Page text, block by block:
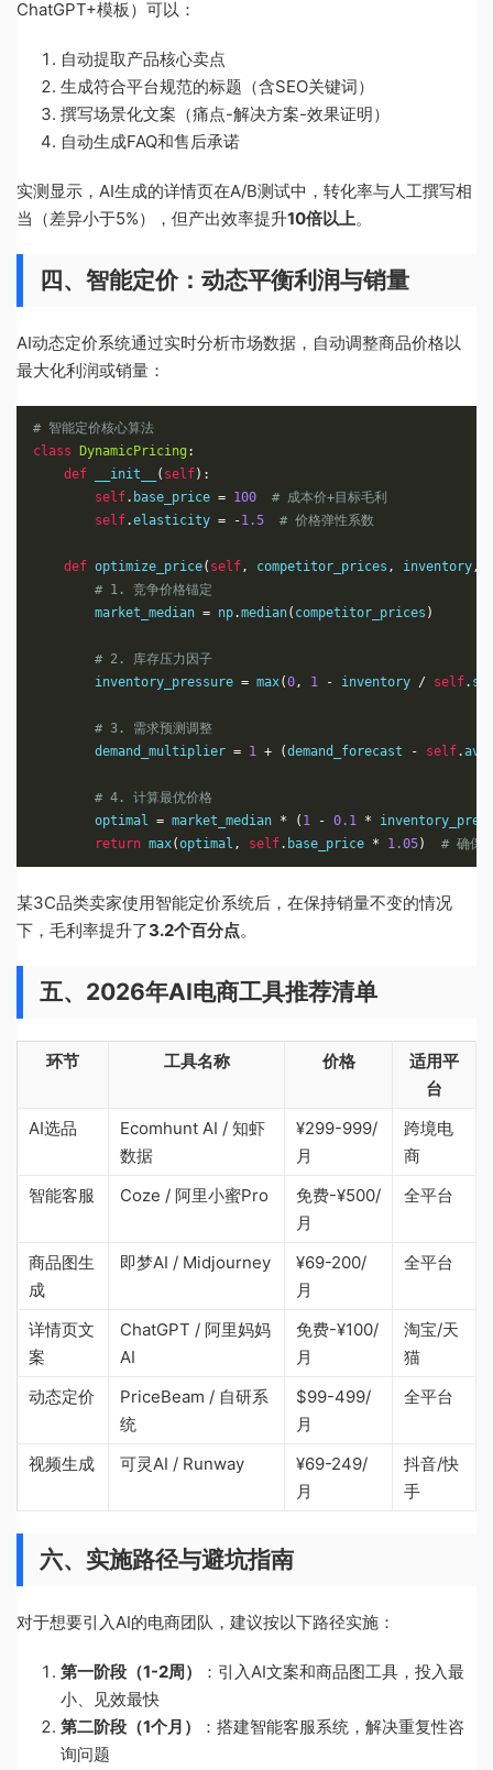
ChatGPT+模板）可以：
自动提取产品核心卖点
生成符合平台规范的标题（含SEO关键词）
撰写场景化文案（痛点-解决方案-效果证明）
自动生成FAQ和售后承诺
实测显示，AI生成的详情页在A/B测试中，转化率与人工撰写相
当（差异小于5%），但产出效率提升10倍以上。
四、智能定价：动态平衡利润与销量
AI动态定价系统通过实时分析市场数据，自动调整商品价格以
最大化利润或销量：
# 智能定价核心算法
class
DynamicPricing :
def __init__ ( self):
self. base_price = 100
# 成本价+目标毛利
self.elasticity = -1.5 # 价格弹性系数
def optimize_price( self, competitor_prices , inventory,
# 1. 竞争价格锚定
        market_median
= np.median( competitor_prices )
# 2. 库存压力因子
        inventory_pressure
= max(0, 1 - inventory / self.
# 3. 需求预测调整
        demand_multiplier
= 1 + (demand_forecast - self.
# 4. 计算最优价格
        optimal
= market_median * ( 1 - 0.1 *
return max(optimal , self. base_price * 1.05) # 确保
某3C品类卖家使用智能定价系统后，在保持销量不变的情况
下，毛利率提升了3.2个百分点。
五、2026年AI电商工具推荐清单
环节 工具名称 价格
适用平
台
AI选品
Ecomhunt AI / 知虾
数据
¥299-999/
月
跨境电
商
智能客服
Coze / 阿里小蜜Pro
免费-¥500/
月
全平台
商品图生
成
即梦AI / Midjourney
¥69-200/
月
全平台
详情页文
案
ChatGPT / 阿里妈妈
AI
免费-¥100/
月
淘宝/天
猫
动态定价
PriceBeam / 自研系
统
$99-499/
月
全平台
视频生成 可灵AI / Runway
¥69-249/
月
抖音/快
手
六、实施路径与避坑指南
对于想要引入AI的电商团队，建议按以下路径实施：
第一阶段（1-2周）
：引入AI文案和商品图工具，投入最
小、见效最快
第二阶段（1个月）
：搭建智能客服系统，解决重复性咨
询问题